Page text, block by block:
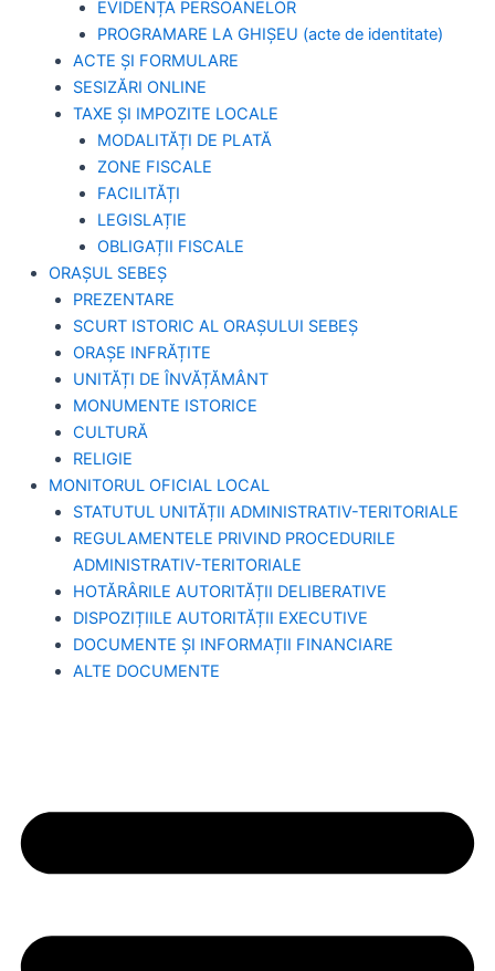
EVIDENȚA PERSOANELOR
PROGRAMARE LA GHIȘEU (acte de identitate)
ACTE ȘI FORMULARE
SESIZĂRI ONLINE
TAXE ȘI IMPOZITE LOCALE
MODALITĂȚI DE PLATĂ
ZONE FISCALE
FACILITĂȚI
LEGISLAȚIE
OBLIGAȚII FISCALE
ORAȘUL SEBEȘ
PREZENTARE
SCURT ISTORIC AL ORAȘULUI SEBEȘ
ORAȘE INFRĂȚITE
UNITĂȚI DE ÎNVĂȚĂMÂNT
MONUMENTE ISTORICE
CULTURĂ
RELIGIE
MONITORUL OFICIAL LOCAL
STATUTUL UNITĂȚII ADMINISTRATIV-TERITORIALE
REGULAMENTELE PRIVIND PROCEDURILE
ADMINISTRATIV-TERITORIALE
HOTĂRÂRILE AUTORITĂȚII DELIBERATIVE
DISPOZIȚIILE AUTORITĂȚII EXECUTIVE
DOCUMENTE ȘI INFORMAȚII FINANCIARE
ALTE DOCUMENTE